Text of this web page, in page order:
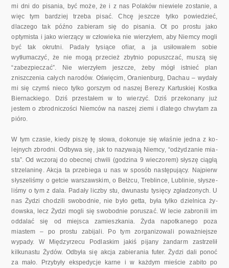
mi dni do pisania, być może, że i z nas Polaków niewiele zostanie, a
więc tym bardziej trzeba pisać. Chcę jeszcze tylko powiedzieć,
dlaczego tak późno zabieram się do pisania. Ot po prostu jako
optymista i jako wie­rzący w człowieka nie wierzyłem, aby Niemcy mogli
być tak okrutni. Padały tysiące ofiar, a ja usiłowałem sobie
wytłumaczyć, że nie mogą przecież zbytnio popuszczać, muszą się
“zabezpieczać”. Nie wierzyłem jeszcze, żeby mógł istnieć plan
zniszczenia całych narodów. Oświęcim, Oranienburg, Dachau – wydały
mi się czymś nieco tylko gorszym od naszej Berezy Kartuskiej Kostka
Biernackiego. Dziś przestałem w to wierzyć. Dziś przekonany już
jestem o zbrodniczości Niemców na naszej zie­mi i dlatego chwytam za
pióro.
W tym czasie, kiedy piszę tę słowa, dokonuje się właśnie jedna z ko­
lejnych zbrodni. Odbywa się, jak to nazywają Niemcy, “odżydzanie mia­
sta”. Od wczoraj do obecnej chwili (godzina 9 wieczorem) słyszę ciągłą
strzelaninę. Akcja ta przebiega u nas w sposób następujący. Najpierw
słyszeliśmy o getcie warszawskim, o Bełżcu, Treblince, Lublinie, słysze­
liśmy o tym z dala. Padały liczby stu, dwunastu tysięcy zgładzonych. U
nas Żydzi chodzili swobodnie, nie było getta, była tylko dzielnica ży­
dowska, lecz Żydzi mogli się swobodnie poruszać. W lecie zabronili im
oddalać się od miejsca zamieszkania. Żyda napotkanego poza
miastem – po prostu zabijali. Po tym zorganizowali poważniejsze
wypady. W Mię­dzyrzecu Podlaskim jakiś pijany żandarm zastrzelił
kilkunastu Żydów. Odbyła się akcja zabierania futer. Żydzi dali ponoć
za mało. Przybyły ekspedycje karne i w każdym mieście zabito po